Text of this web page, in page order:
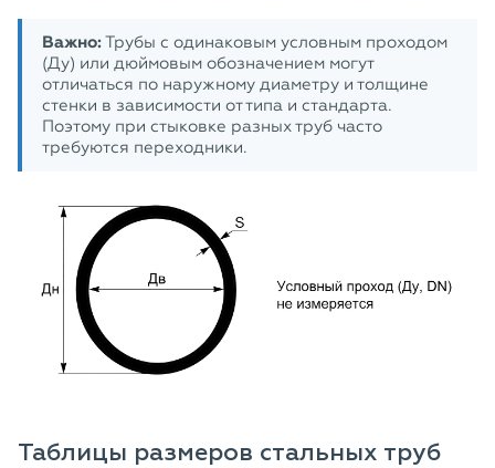
Важно:Трубы с одинаковым условным проходом
(Ду) или дюймовым обозначением могут
отличаться по наружному диаметру и толщине
стенки в зависимости от типа и стандарта.
Поэтому при стыковке разных труб часто
требуются переходники.
Таблицы размеров стальных труб